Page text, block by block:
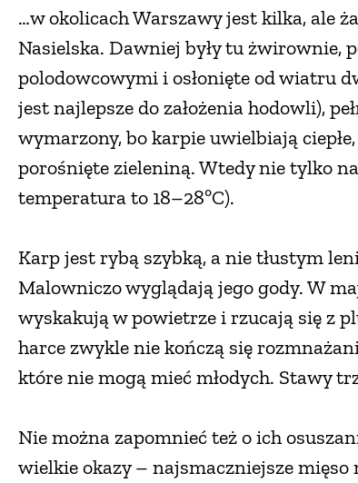
…w okolicach Warszawy jest kilka, ale
Nasielska. Dawniej były tu żwirownie,
polodowcowymi i osłonięte od wiatru
jest najlepsze do założenia hodowli),
wymarzony, bo karpie uwielbiają
porośnięte zieleniną. Wtedy nie tylko
temperatura to 18–28ºC).
Karp jest rybą szybką, a nie tłustym
Malowniczo wyglądają jego gody. W
wyskakują w powietrze i rzucają się z
harce zwykle nie kończą się
które nie mogą mieć młodych. Stawy
Nie można zapomnieć też o ich
wielkie okazy – najsmaczniejsze